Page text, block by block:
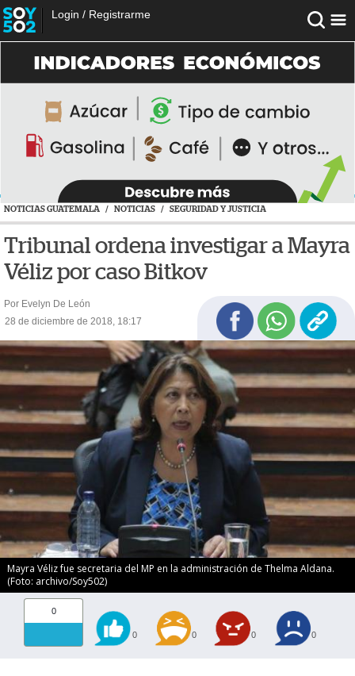
Login / Registrarme
NOTICIAS GUATEMALA / NOTICIAS / SEGURIDAD Y JUSTICIA
Tribunal ordena investigar a Mayra
Véliz por caso Bitkov
Por Evelyn De León
28 de diciembre de 2018, 18:17
Mayra Véliz fue secretaria del MP en la administración de Thelma Aldana.
(Foto: archivo/Soy502)
0
0 0 0 0